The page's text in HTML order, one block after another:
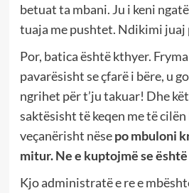
betuat ta mbani. Ju i keni
tuaja me pushtet. Ndikimi juaj
Por, batica është kthyer.
pavarësisht se çfarë i bëre, u
ngrihet për t’ju takuar! Dhe
saktësisht të keqen me të cilën
veçanërisht nësepo mbuloni
mitur. Ne e kuptojmë se është
Kjo administratë e re e